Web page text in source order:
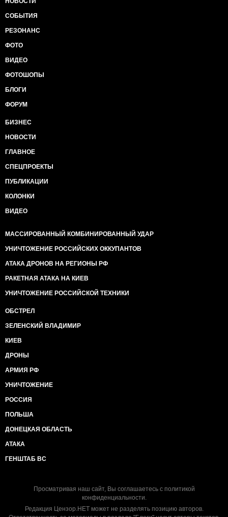
СОБЫТИЯ
РЕЗОНАНС
ФОТО
ВИДЕО
ФОТОШОПЫ
БЛОГИ
ФОРУМ
БИЗНЕС
НОВОСТИ
ГЛАВНОЕ
СПЕЦПРОЕКТЫ
ПУБЛИКАЦИИ
КОЛОНКИ
ВИДЕО
МАССИРОВАННЫЙ КОМБИНИРОВАННЫЙ УДАР
УНИЧТОЖЕНИЕ РОССИЙСКИХ ОККУПАНТОВ
АТАКА ДРОНОВ НА РЕГИОНЫ РФ
РАКЕТНАЯ АТАКА НА КИЕВ
УНИЧТОЖЕНИЕ РОССИЙСКОЙ ТЕХНИКИ
ОБСТРЕЛ
ЗЕЛЕНСКИЙ ВЛАДИМИР
КИЕВ
ДРОНЫ
АРМИЯ РФ
УНИЧТОЖЕНИЕ
РОССИЯ
ПОЛЬША
ДОНЕЦКАЯ ОБЛАСТЬ
АТАКА
ГЕНШТАБ ВС
Просматривая наш сайт, Вы соглашаетесь с политикой
конфиденциальности.
Редакция Цензор.НЕТ может не разделять позицию авторов.